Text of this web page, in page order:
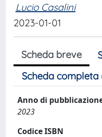
Lucio Casalini
2023-01-01
Scheda breve
Scheda completa
Anno di
2023
Codice ISBN